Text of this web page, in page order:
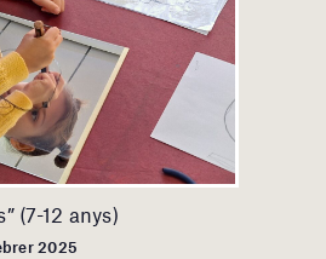
(7-12 anys)
2025